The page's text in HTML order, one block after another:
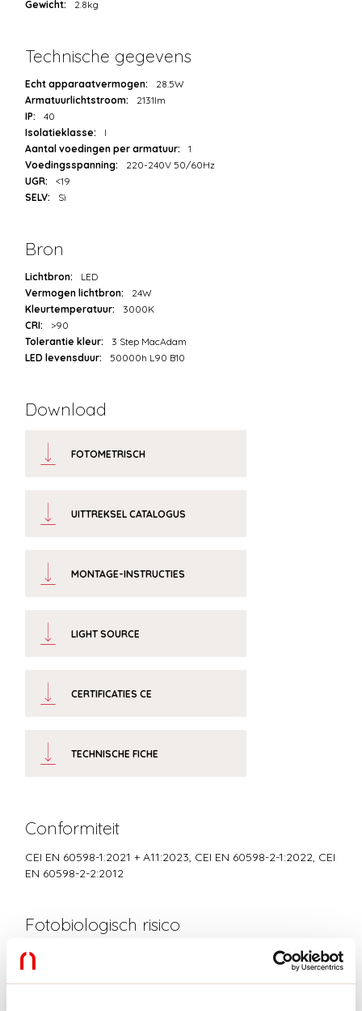
Gewicht:
2.8kg
Technische gegevens
Echt apparaatvermogen:
28.5W
Armatuurlichtstroom:
2131lm
IP:
40
Isolatieklasse:
I
Aantal voedingen per armatuur:
1
Voedingsspanning:
220-240V 50/60Hz
UGR:
<19
SELV:
Sì
Bron
Lichtbron:
LED
Vermogen lichtbron:
24W
Kleurtemperatuur:
3000K
CRI:
>90
Tolerantie kleur:
3 Step MacAdam
LED levensduur:
50000h L90 B10
Download
FOTOMETRISCH
UITTREKSEL CATALOGUS
MONTAGE-INSTRUCTIES
LIGHT SOURCE
CERTIFICATIES CE
TECHNISCHE FICHE
Conformiteit
CEI EN 60598-1:2021 + A11:2023, CEI EN 60598-2-1:2022, CEI
EN 60598-2-2:2012
Fotobiologisch risico